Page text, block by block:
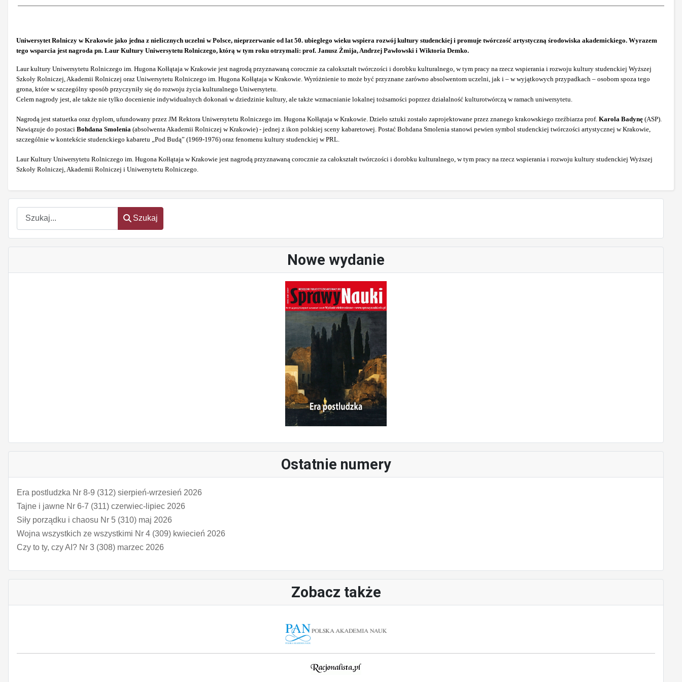
Szukaj
Szukaj
Nowe wydanie
Ostatnie numery
Era postludzka Nr 8-9 (312) sierpień-wrzesień 2026
Tajne i jawne Nr 6-7 (311) czerwiec-lipiec 2026
Siły porządku i chaosu Nr 5 (310) maj 2026
Wojna wszystkich ze wszystkimi Nr 4 (309) kwiecień 2026
Czy to ty, czy AI? Nr 3 (308) marzec 2026
Zobacz także
Uniwersytet Rolniczy w Krakowie jako jedna z nielicznych uczelni w Polsce, nieprzerwanie od lat 50. ubiegłego wieku wspiera rozwój kultury studenckiej i promuje twórczość artystyczną środowiska akademickiego. Wyrazem
tego wsparcia jest nagroda pn. Laur Kultury Uniwersytetu Rolniczego, którą w tym roku otrzymali: prof. Janusz Żmija, Andrzej Pawłowski i Wiktoria Demko.
Laur kultury Uniwersytetu Rolniczego im. Hugona Kołłątaja w Krakowie jest nagrodą przyznawaną corocznie za całokształt twórczości i dorobku kulturalnego, w tym pracy na rzecz wspierania i rozwoju kultury studenckiej Wyższej
Szkoły Rolniczej, Akademii Rolniczej oraz Uniwersytetu Rolniczego im. Hugona Kołłątaja w Krakowie. Wyróżnienie to może być przyznane zarówno absolwentom uczelni, jak i – w wyjątkowych przypadkach – osobom spoza tego
grona, które w szczególny sposób przyczyniły się do rozwoju życia kulturalnego Uniwersytetu.
Celem nagrody jest, ale także nie tylko docenienie indywidualnych dokonań w dziedzinie kultury, ale także wzmacnianie lokalnej tożsamości poprzez działalność kulturotwórczą w ramach uniwersytetu.
Nagrodą jest statuetka oraz dyplom, ufundowany przez JM Rektora Uniwersytetu Rolniczego im. Hugona Kołłątaja w Krakowie. Dzieło sztuki zostało zaprojektowane przez znanego krakowskiego rzeźbiarza prof. Karola Badynę (ASP).
Nawiązuje do postaci Bohdana Smolenia (absolwenta Akademii Rolniczej w Krakowie) - jednej z ikon polskiej sceny kabaretowej. Postać Bohdana Smolenia stanowi pewien symbol studenckiej twórczości artystycznej w Krakowie,
szczególnie w kontekście studenckiego kabaretu „Pod Budą” (1969-1976) oraz fenomenu kultury studenckiej w PRL.
Laur Kultury Uniwersytetu Rolniczego im. Hugona Kołłątaja w Krakowie jest nagrodą przyznawaną corocznie za całokształt twórczości i dorobku kulturalnego, w tym pracy na rzecz wspierania i rozwoju kultury studenckiej Wyższej
Szkoły Rolniczej, Akademii Rolniczej i Uniwersytetu Rolniczego.